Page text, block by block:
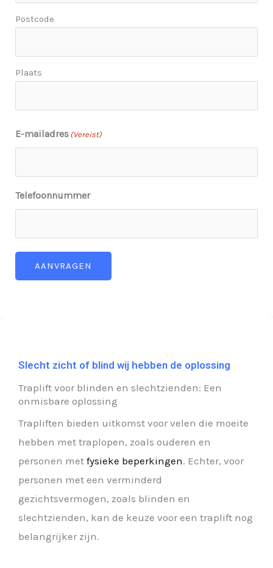
Postcode
Plaats
E-mailadres (Vereist)
Telefoonnummer
AANVRAGEN
Slecht zicht of blind wij hebben de oplossing
Traplift voor blinden en slechtzienden: Een
onmisbare oplossing
Trapliften bieden uitkomst voor velen die moeite
hebben met traplopen, zoals ouderen en
personen met fysieke beperkingen. Echter, voor
personen met een verminderd
gezichtsvermogen, zoals blinden en
slechtzienden, kan de keuze voor een traplift nog
belangrijker zijn.